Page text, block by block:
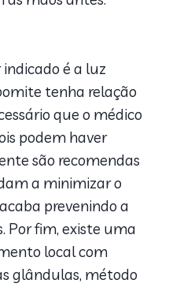
é a luz
tenha relação
que o médico
podem haver
são recomendas
a minimizar o
prevenindo a
Por fim, existe uma
local com
glândulas, método